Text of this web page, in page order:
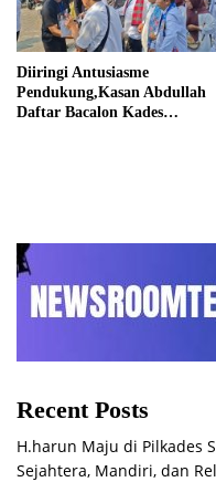
Diiringi Antusiasme
Pendukung,Kasan Abdullah
Daftar Bacalon Kades
Recent Posts
H.harun Maju di Pilkades
Sejahtera, Mandiri, dan